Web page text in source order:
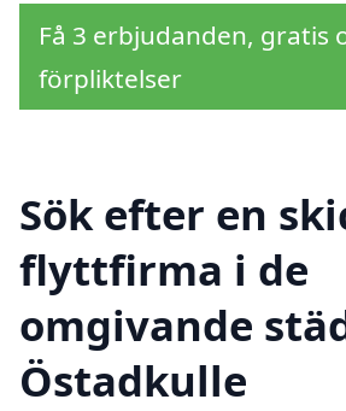
Få 3 erbjudanden, gratis
förpliktelser
Sök efter en
flyttfirma i de
omgivande
Östadkulle